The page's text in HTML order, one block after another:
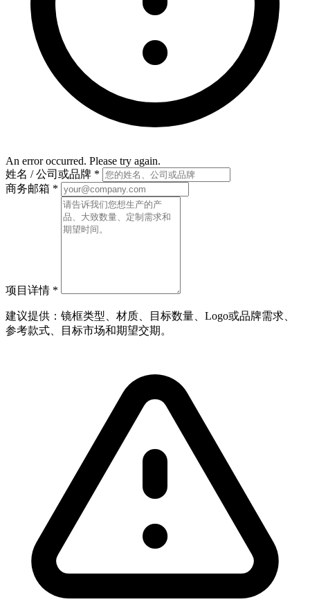
An error occurred. Please try again.
姓名 / 公司或品牌 *
商务邮箱 *
项目详情 *
建议提供：镜框类型、材质、目标数量、Logo或品牌需求、
参考款式、目标市场和期望交期。